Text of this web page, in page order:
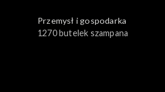
Przemysł i gospodarka
1270 butelek szampana